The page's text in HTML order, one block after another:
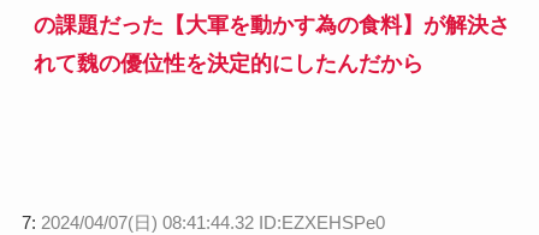
の課題だった【大軍を動かす為の食料】が解決さ
れて魏の優位性を決定的にしたんだから
7: 2024/04/07(日) 08:41:44.32 ID:EZXEHSPe0